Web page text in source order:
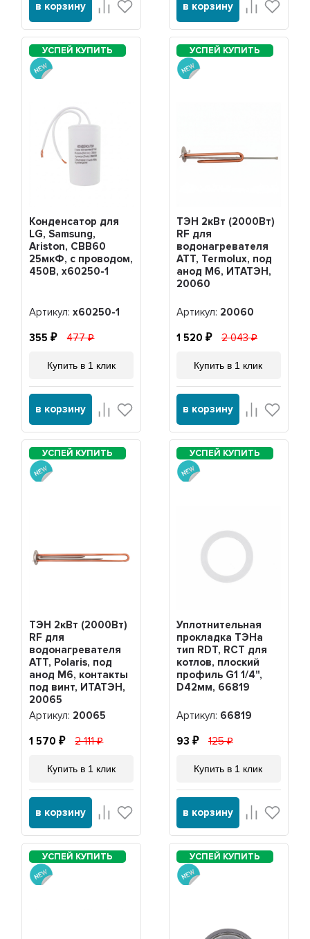
в корзину в корзину
Конденсатор для
LG, Samsung,
Ariston, СВВ60
25мкФ, с проводом,
450В, х60250-1
Артикул:х60250-1
355 477
Купить в 1 клик
в корзину
ТЭН 2кВт (2000Вт)
RF для
водонагревателя
ATT, Termolux, под
анод М6, ИТАТЭН,
20060
Артикул: 20060
1 520 2 043
Купить в 1 клик
в корзину
ТЭН 2кВт (2000Вт)
RF для
водонагревателя
ATT, Polaris, под
анод М6, контакты
под винт, ИТАТЭН,
20065
Артикул: 20065
1 570 2 111
Купить в 1 клик
в корзину
Уплотнительная
прокладка ТЭНа
тип RDT, RCT для
котлов, плоский
профиль G1 1/4",
D42мм, 66819
Артикул: 66819
93 125
Купить в 1 клик
в корзину